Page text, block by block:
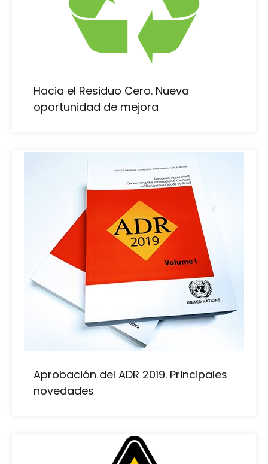
Hacia el Residuo Cero. Nueva
oportunidad de mejora
Aprobación del ADR 2019. Principales
novedades